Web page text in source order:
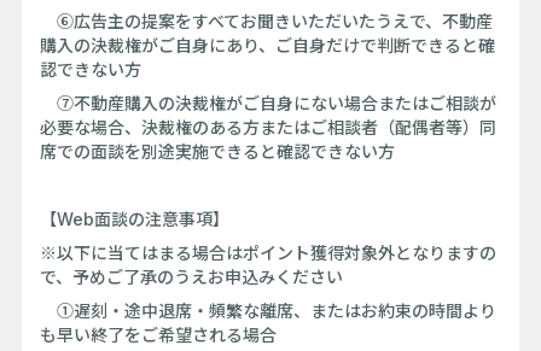
⑥広告主の提案をすべてお聞きいただいたうえで、不動産
購入の決裁権がご自身にあり、ご自身だけで判断できると確
認できない方
⑦不動産購入の決裁権がご自身にない場合またはご相談が
必要な場合、決裁権のある方またはご相談者（配偶者等）同
席での面談を別途実施できると確認できない方
【Web面談の注意事項】
※以下に当てはまる場合はポイント獲得対象外となりますの
で、予めご了承のうえお申込みください
①遅刻・途中退席・頻繁な離席、またはお約束の時間より
も早い終了をご希望される場合